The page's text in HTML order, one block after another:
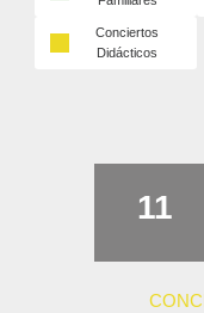
Conciertos
Didácticos
11